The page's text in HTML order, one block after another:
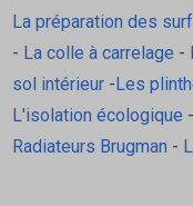
La préparation des
- La colle à carrelage -
sol intérieur-Les
L'isolation écologique -
Radiateurs Brugman -